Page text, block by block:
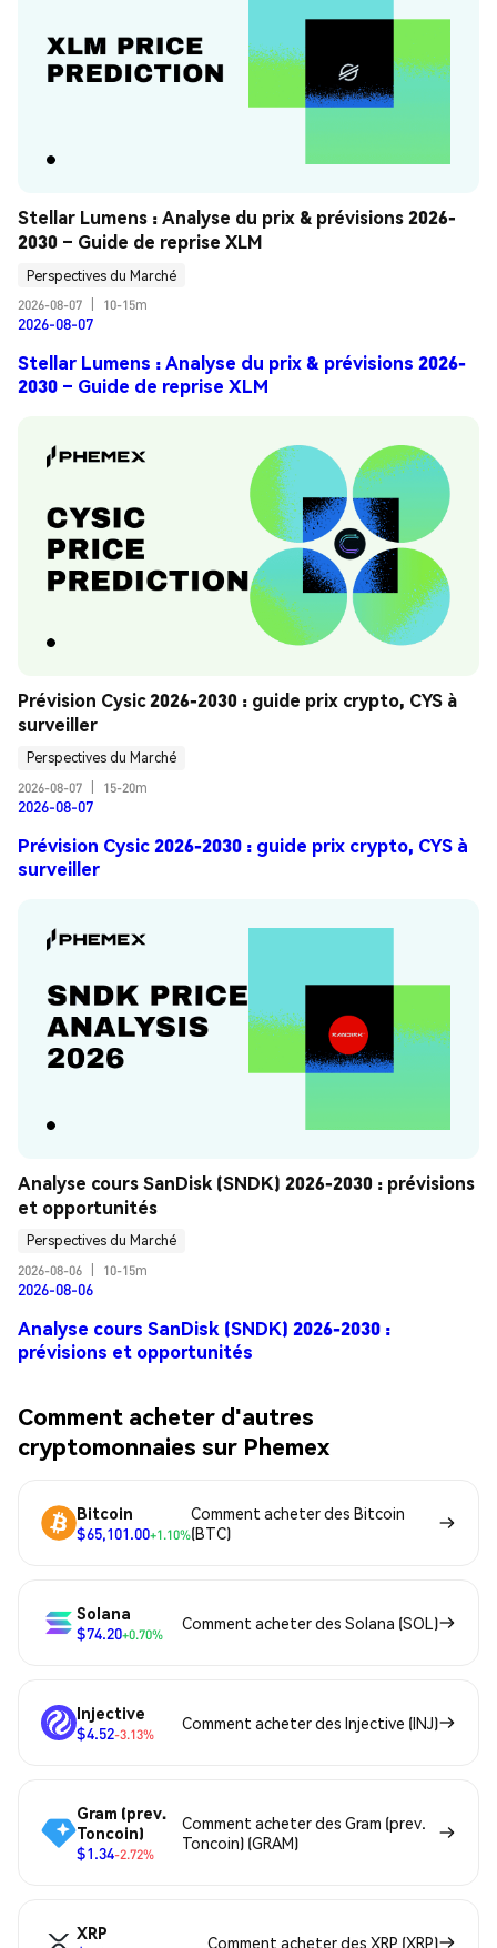
Stellar Lumens : Analyse du prix & prévisions 2026-
2030 – Guide de reprise XLM
Perspectives du Marché
2026-08-07
10-15m
2026-08-07
Stellar Lumens : Analyse du prix & prévisions 2026-
2030 – Guide de reprise XLM
Prévision Cysic 2026-2030 : guide prix crypto, CYS à
surveiller
Perspectives du Marché
2026-08-07
15-20m
2026-08-07
Prévision Cysic 2026-2030 : guide prix crypto, CYS à
surveiller
Analyse cours SanDisk (SNDK) 2026-2030 : prévisions
et opportunités
Perspectives du Marché
2026-08-06
10-15m
2026-08-06
Analyse cours SanDisk (SNDK) 2026-2030 :
prévisions et opportunités
Comment acheter d'autres
cryptomonnaies sur Phemex
Bitcoin
$65,101.00+1.10%
Comment acheter des Bitcoin
(BTC)
Solana
$74.20+0.70%
Comment acheter des Solana (SOL)
Injective
$4.52-3.13%
Comment acheter des Injective (INJ)
Gram (prev.
Toncoin)
$1.34-2.72%
Comment acheter des Gram (prev.
Toncoin) (GRAM)
XRP
Comment acheter des XRP (XRP)